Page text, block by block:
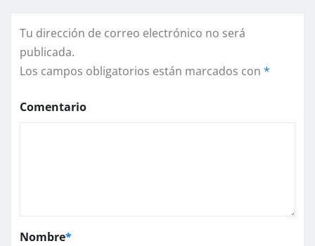
Tu dirección de correo electrónico no será
publicada.
Los campos obligatorios están marcados con *
Comentario
Nombre*